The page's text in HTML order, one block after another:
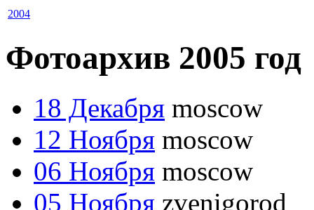
2004
Фотоархив 2005 год
18 Декабря moscow
12 Ноября moscow
06 Ноября moscow
05 Ноября zvenigorod